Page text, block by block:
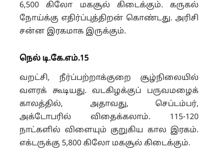
6,500 கிலோ மகசூல் கிடைக்கும். கருகல்
நோய்க்கு எதிர்ப்புத்திறன் கொண்டது. அரிசி
சன்ன இரகமாக இருக்கும்.
நெல் டி.கே.எம்.15
வறட்சி, நீர்ப்பற்றாக்குறை சூழ்நிலையில்
வளரக் கூடியது. வடகிழக்குப் பருவமழைக்
காலத்தில், அதாவது, செப்டம்பர்,
அக்டோபரில் விதைக்கலாம். 115-120
நாட்களில் விளையும் குறுகிய கால இரகம்.
எக்டருக்கு 5,800 கிலோ மகசூல் கிடைக்கும்.